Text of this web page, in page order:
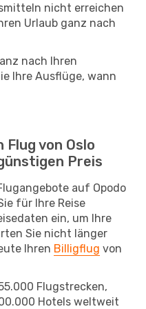
nicht erreichen
Urlaub ganz nach
nach Ihren
Ihre Ausflüge, wann
von Oslo
Preis
auf Opodo
für Ihre Reise
ein, um Ihre
Sie nicht länger
Ihren Billigflug von
Flugstrecken,
Hotels weltweit